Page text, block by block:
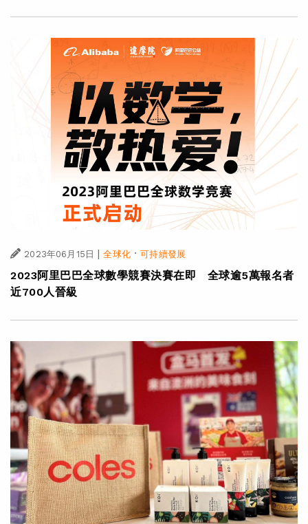
2023年06月15日 | 全球化·可持續發展
2023阿里巴巴全球數學競賽決賽在即 全球逾5萬報名者
近700人晉級